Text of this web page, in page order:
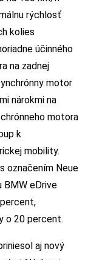
rýchlosť
kolies
účinného
na zadnej
motor
nárokmi na
motora
k
mobility.
označením Neue
BMW eDrive
o 20 percent.
aj nový